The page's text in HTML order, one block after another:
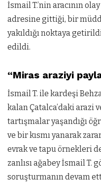
İsmail T.’nin aracının
adresine gittiği, bir
yakıldığı noktaya
edildi.
“Miras araziyi
İsmail T. ile kardeşi
kalan Çatalca’daki arazi
tartışmalar yaşandığı
ve bir kısmı yanarak
evrak ve tapu örnekleri
zanlısı ağabey İsmail T.
soruşturmanın devam